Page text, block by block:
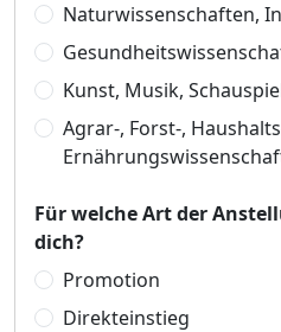
Naturwissenschaften,
Kunst, Musik,
Agrar-, Forst-,
Für welche Art der
dich?
Promotion
Direkteinstieg